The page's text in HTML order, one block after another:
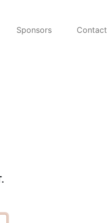
Sponsors Contact